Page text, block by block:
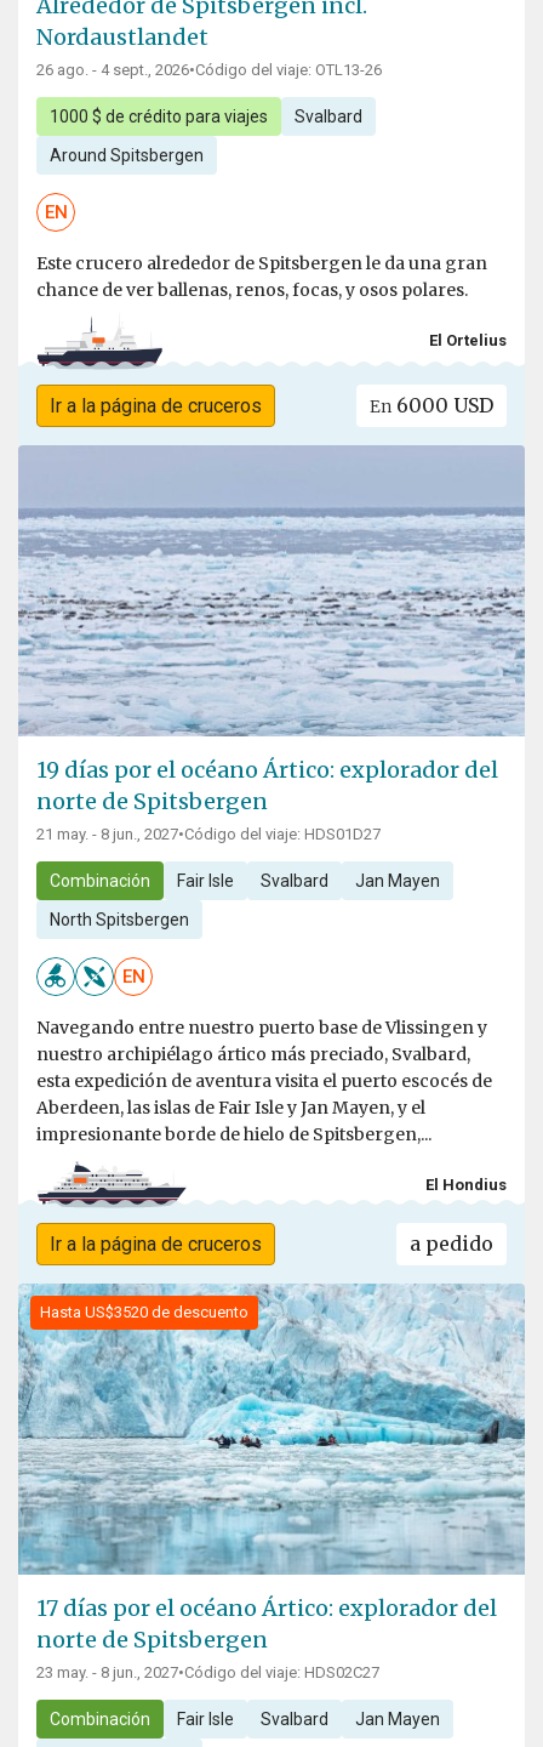
Alrededor de Spitsbergen incl.
Nordaustlandet
26 ago. - 4 sept., 2026•Código del viaje: OTL13-26
1000 $ de crédito para viajes Svalbard
Around Spitsbergen
EN
Este crucero alrededor de Spitsbergen le da una gran
chance de ver ballenas, renos, focas, y osos polares.
El Ortelius
Ir a la página de cruceros En 6000 USD
19 días por el océano Ártico: explorador del
norte de Spitsbergen
21 may. - 8 jun., 2027•Código del viaje: HDS01D27
Combinación Fair Isle Svalbard Jan Mayen
North Spitsbergen
EN
Navegando entre nuestro puerto base de Vlissingen y
nuestro archipiélago ártico más preciado, Svalbard,
esta expedición de aventura visita el puerto escocés de
Aberdeen, las islas de Fair Isle y Jan Mayen, y el
impresionante borde de hielo de Spitsbergen,...
El Hondius
Ir a la página de cruceros a pedido
Hasta US$3520 de descuento
17 días por el océano Ártico: explorador del
norte de Spitsbergen
23 may. - 8 jun., 2027•Código del viaje: HDS02C27
Combinación Fair Isle Svalbard Jan Mayen